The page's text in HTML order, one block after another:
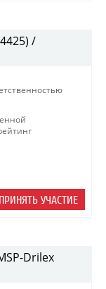
/
ПРИНЯТЬ УЧАСТИЕ
Drilex